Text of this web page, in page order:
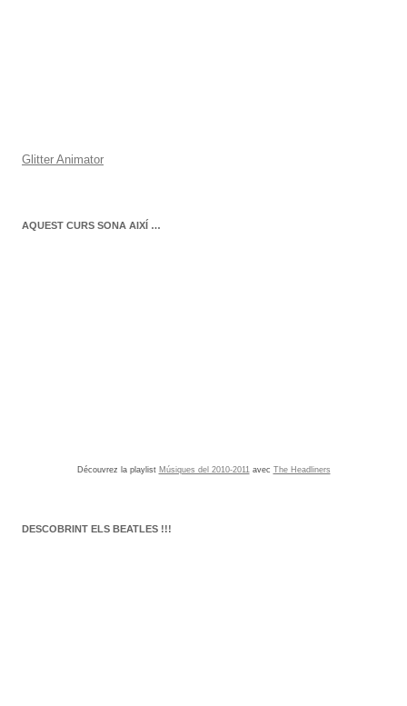
Glitter Animator
AQUEST CURS SONA AIXÍ …
Découvrez la playlist Músiques del 2010-2011avec The Headliners
DESCOBRINT ELS BEATLES !!!